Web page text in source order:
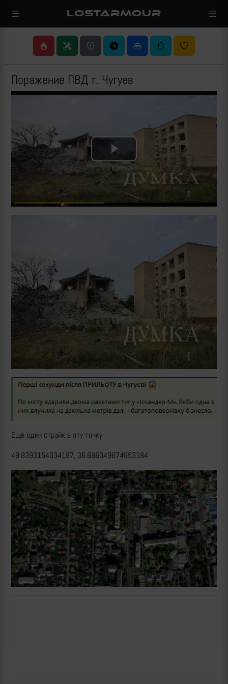
LOSTARMOUR
Поражение ПВД г. Чугуев
Play
Video
Еще один страйк в эту точку
49.8393154034187, 36.686049674653184